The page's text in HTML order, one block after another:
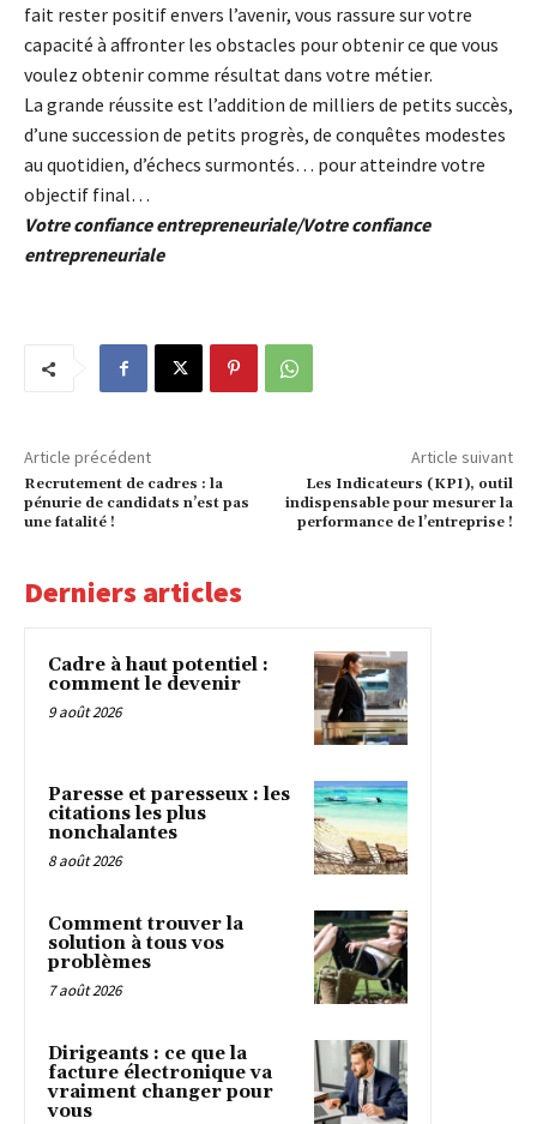
fait rester positif envers l’avenir, vous rassure sur votre
capacité à affronter les obstacles pour obtenir ce que vous
voulez obtenir comme résultat dans votre métier.
La grande réussite est l’addition de milliers de petits succès,
d’une succession de petits progrès, de conquêtes modestes
au quotidien, d’échecs surmontés… pour atteindre votre
objectif final…
Votre confiance entrepreneuriale/Votre confiance
entrepreneuriale
Article précédent
Recrutement de cadres : la
pénurie de candidats n’est pas
une fatalité !
Article suivant
Les Indicateurs (KPI), outil
indispensable pour mesurer la
performance de l’entreprise !
Derniers articles
Cadre à haut potentiel :
comment le devenir
9 août 2026
Paresse et paresseux : les
citations les plus
nonchalantes
8 août 2026
Comment trouver la
solution à tous vos
problèmes
7 août 2026
Dirigeants : ce que la
facture électronique va
vraiment changer pour
vous